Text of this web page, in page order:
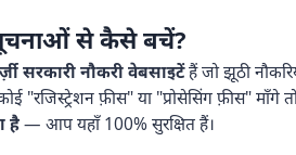
सूचनाओं से कैसे बचें?
सरकारी नौकरी वेबसाइटेंहैं जो झूठी
"रजिस्ट्रेशन फ़ीस" या "प्रोसेसिंग फ़ीस" माँगे
है— आप यहाँ 100% सुरक्षित हैं।